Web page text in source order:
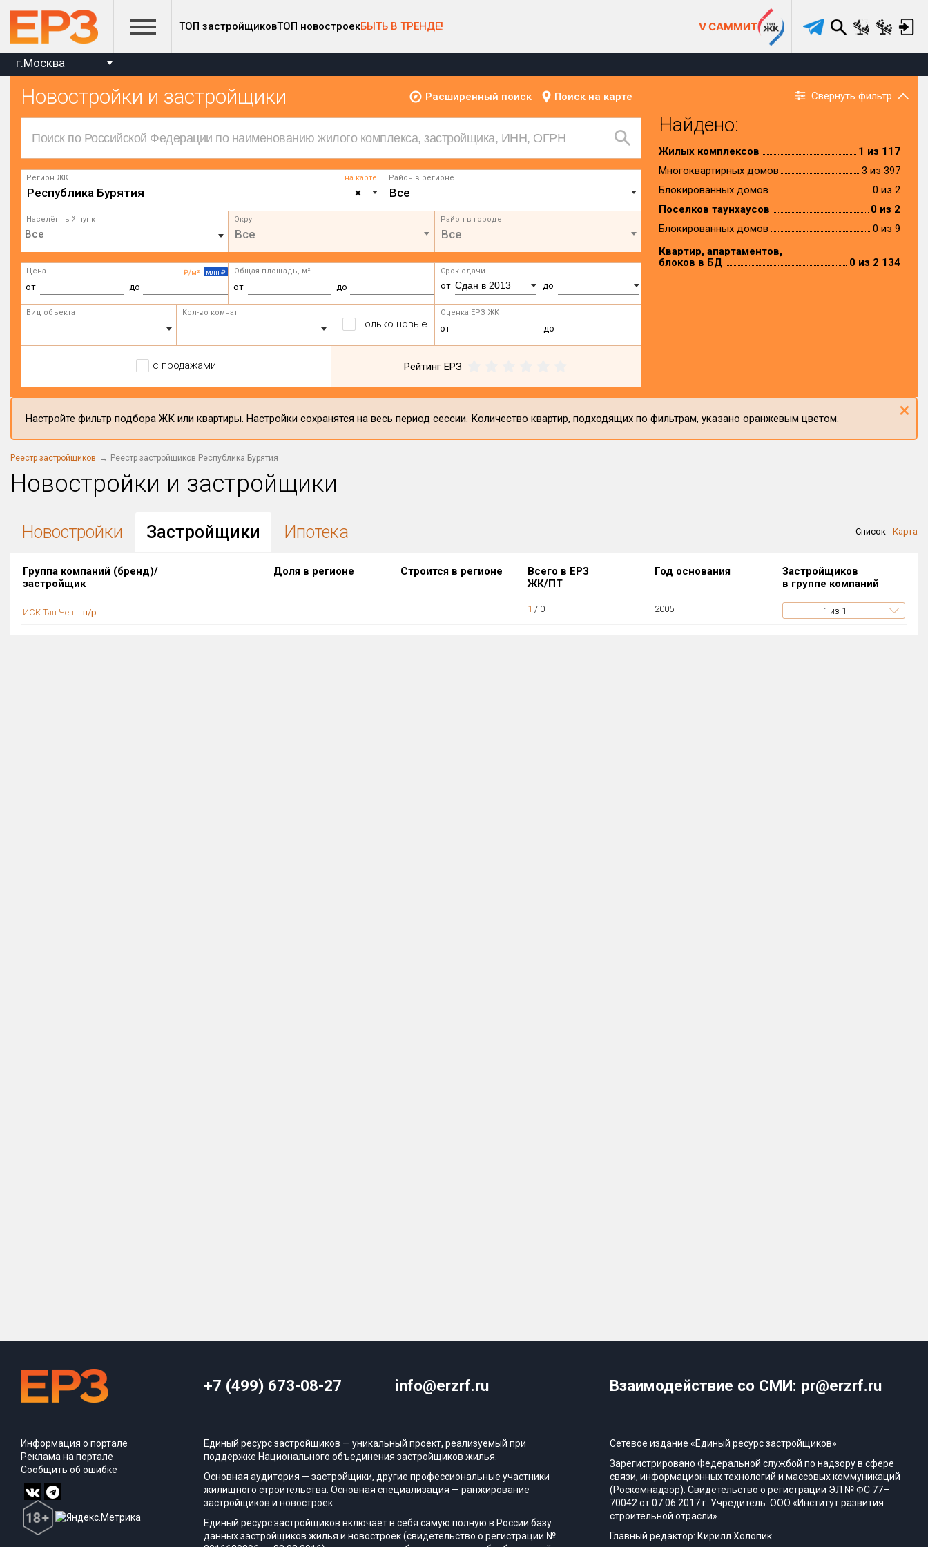
ТОП застройщиковТОП новостроекБЫТЬ В ТРЕНДЕ! V САММИТ
г.Москва
Новостройки и застройщики Расширенный поиск Поиск на карте Свернуть фильтр
Регион ЖК на карте
×
Республика Бурятия
Район в регионе
Все
Населённый пункт Округ
Все
Район в городе
Все
₽/м² млн ₽
Цена
от до
Общая площадь, м²
от до
Срок сдачи
от Сдан в 2013 до
Вид объекта Кол-во комнат
Только новые
Оценка ЕРЗ ЖК
от до
с продажами Рейтинг ЕРЗ
Найдено:
Жилых комплексов
1 из 117
Многоквартирных домов
3 из 397
Блокированных домов
0 из 2
Поселков таунхаусов
0 из 2
Блокированных домов
0 из 9
Квартир, апартаментов,
блоков в БД
0 из 2 134
Настройте фильтр подбора ЖК или квартиры. Настройки сохранятся на весь период сессии. Количество квартир, подходящих по фильтрам, указано оранжевым цветом. ×
Реестр застройщиков Реестр застройщиков Республика Бурятия
Новостройки и застройщики
Новостройки Застройщики Ипотека Список Карта
Группа компаний (бренд)/
застройщик
Доля в регионе Строится в регионе
Всего в ЕРЗ
ЖК/ПТ
Год основания
Застройщиков
в группе компаний
ИСК Тян Чен н/р 1/ 0 2005 1 из 1
+7 (499) 673-08-27 info@erzrf.ru Взаимодействие со СМИ: pr@erzrf.ru
Информация о портале
Реклама на портале
Сообщить об ошибке
Единый ресурс застройщиков — уникальный проект, реализуемый при
поддержке Национального объединения застройщиков жилья.
Основная аудитория — застройщики, другие профессиональные участники
жилищного строительства. Основная специализация — ранжирование
застройщиков и новостроек
Единый ресурс застройщиков включает в себя самую полную в России базу
данных застройщиков жилья и новостроек (свидетельство о регистрации №
Сетевое издание «Единый ресурс застройщиков»
Зарегистрировано Федеральной службой по надзору в сфере
связи, информационных технологий и массовых коммуникаций
(Роскомнадзор). Свидетельство о регистрации ЭЛ № ФС 77–
70042 от 07.06.2017 г. Учредитель: ООО «Институт развития
строительной отрасли».
Главный редактор: Кирилл Холопик